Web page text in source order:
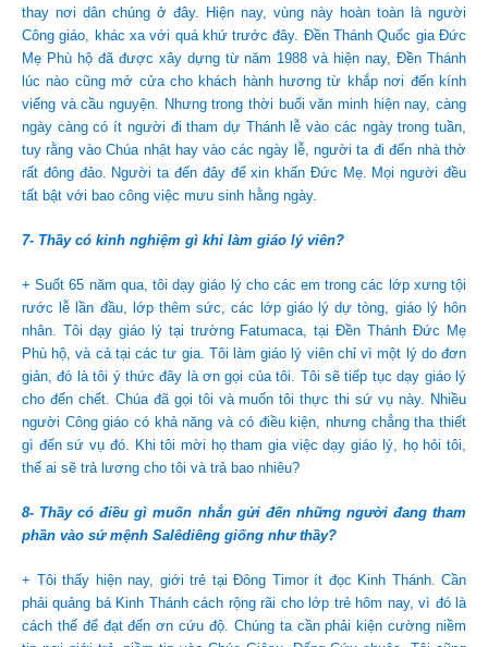
thay nơi dân chúng ở đây. Hiện nay, vùng này hoàn toàn là người
Công giáo, khác xa với quá khứ trước đây. Đền Thánh Quốc gia Đức
Mẹ Phù hộ đã được xây dựng từ năm 1988 và hiện nay, Đền Thánh
lúc nào cũng mở cửa cho khách hành hương từ khắp nơi đến kính
viếng và cầu nguyện. Nhưng trong thời buổi văn minh hiện nay, càng
ngày càng có ít người đi tham dự Thánh lễ vào các ngày trong tuần,
tuy rằng vào Chúa nhật hay vào các ngày lễ, người ta đi đến nhà thờ
rất đông đảo. Người ta đến đây để xin khấn Đức Mẹ. Mọi người đều
tất bật với bao công việc mưu sinh hằng ngày.
7- Thầy có kinh nghiệm gì khi làm giáo lý viên?
+ Suốt 65 năm qua, tôi dạy giáo lý cho các em trong các lớp xưng tội
rước lễ lần đầu, lớp thêm sức, các lớp giáo lý dự tòng, giáo lý hôn
nhân. Tôi dạy giáo lý tại trường Fatumaca, tại Đền Thánh Đức Mẹ
Phù hộ, và cả tại các tư gia. Tôi làm giáo lý viên chỉ vì một lý do đơn
giản, đó là tôi ý thức đây là ơn gọi của tôi. Tôi sẽ tiếp tục dạy giáo lý
cho đến chết. Chúa đã gọi tôi và muốn tôi thực thi sứ vụ này. Nhiều
người Công giáo có khả năng và có điều kiện, nhưng chẳng tha thiết
gì đến sứ vụ đó. Khi tôi mời họ tham gia việc dạy giáo lý, họ hỏi tôi,
thế ai sẽ trả lương cho tôi và trả bao nhiêu?
8- Thầy có điều gì muốn nhắn gửi đến những người đang tham
phần vào sứ mệnh Salêdiêng giống như thầy?
+ Tôi thấy hiện nay, giới trẻ tại Đông Timor ít đọc Kinh Thánh. Cần
phải quảng bá Kinh Thánh cách rộng rãi cho lớp trẻ hôm nay, vì đó là
cách thế để đạt đến ơn cứu độ. Chúng ta cần phải kiện cường niềm